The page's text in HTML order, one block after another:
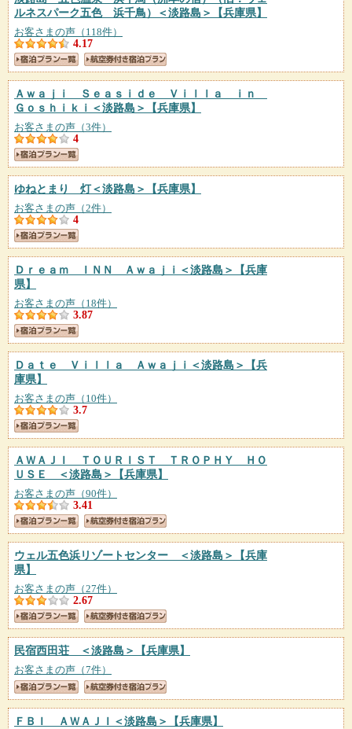
ルネスパーク五色 浜千鳥）＜淡路島＞
【兵庫県】
お客さまの声（118件）
4.17
Ａｗａｊｉ Ｓｅａｓｉｄｅ Ｖｉｌｌａ ｉｎ
Ｇｏｓｈｉｋｉ＜淡路島＞
【兵庫県】
お客さまの声（3件）
4
ゆねとまり 灯＜淡路島＞ 【兵庫県】
お客さまの声（2件）
4
Ｄｒｅａｍ ＩＮＮ Ａｗａｊｉ＜淡路島＞
【兵庫
県】
お客さまの声（18件）
3.87
Ｄａｔｅ Ｖｉｌｌａ Ａｗａｊｉ＜淡路島＞
【兵
庫県】
お客さまの声（10件）
3.7
ＡＷＡＪＩ ＴＯＵＲＩＳＴ ＴＲＯＰＨＹ ＨＯ
ＵＳＥ ＜淡路島＞
【兵庫県】
お客さまの声（90件）
3.41
ウェル五色浜リゾートセンター ＜淡路島＞
【兵庫
県】
お客さまの声（27件）
2.67
民宿西田荘 ＜淡路島＞ 【兵庫県】
お客さまの声（7件）
ＦＢＩ ＡＷＡＪＩ＜淡路島＞ 【兵庫県】